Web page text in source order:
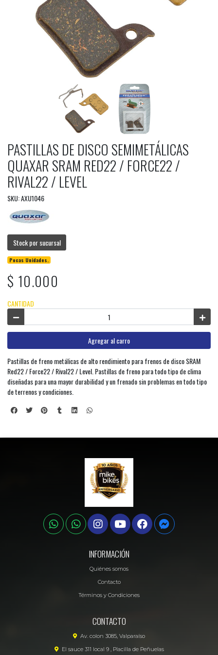
PASTILLAS DE DISCO SEMIMETÁLICAS
QUAXAR SRAM RED22 / FORCE22 /
RIVAL22 / LEVEL
SKU: AXU1046
Stock por sucursal
Pocas Unidades.
$ 10.000
CANTIDAD
Agregar al carro
Pastillas de freno metálicas de alto rendimiento para frenos de disco SRAM
Red22 / Force22 / Rival22 / Level. Pastillas de freno para todo tipo de clima
diseñadas para una mayor durabilidad y un frenado sin problemas en todo tipo
de terrenos y condiciones.
INFORMACIÓN
Quiénes somos
Contacto
Términos y Condiciones
CONTACTO
Av. colon 3085, Valparaíso
El sauce 311 local 9 , Placilla de Peñuelas